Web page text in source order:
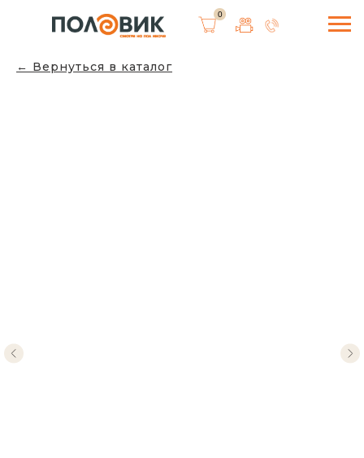
0
Вернуться в каталог